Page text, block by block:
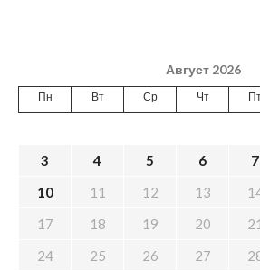
Август 2026
Пн Вт Ср Чт
3
4 5 6 7
10
11 12 13
17
18 19 20 21
24
25 26 27